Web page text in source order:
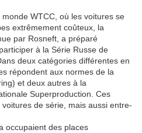
WTCC, où les voitures se
extrêmement coûteux, la
par Rosneft, a préparé
à la Série Russe de
deux catégories différentes en
répondent aux normes de la
et deux autres à la
Superproduction. Ces
de série, mais aussi entre-
occupaient des places